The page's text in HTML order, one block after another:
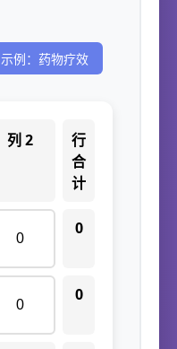
示例：药物疗效
列 2
行
合
计
0
0